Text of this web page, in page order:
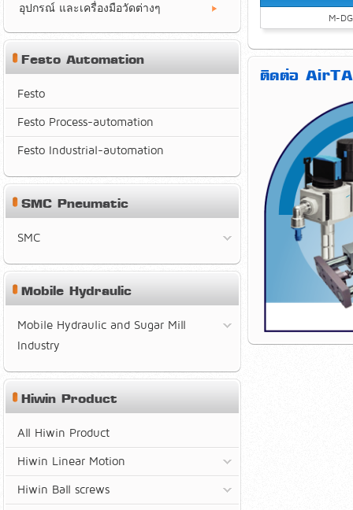
M-
ติดต่อ
อุปกรณ์ และเครื่องมือวัดต่างๆ
Festo Automation
Festo
Festo Process-automation
Festo Industrial-automation
SMC Pneumatic
SMC
Mobile Hydraulic
Mobile Hydraulic and Sugar Mill
Industry
Hiwin Product
All Hiwin Product
Hiwin Linear Motion
Hiwin Ball screws